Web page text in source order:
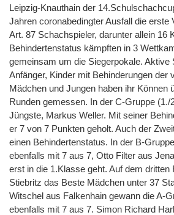
Leipzig-Knauthain der
Jahren coronabedingter Ausfall die erste
Art. 87 Schachspieler, darunter allein 16
Behindertenstatus kämpften in 3
gemeinsam um die Siegerpokale. Aktive
Anfänger, Kinder mit Behinderungen der
Mädchen und Jungen haben ihr Können
Runden gemessen. In der C-Gruppe
Jüngste, Markus Weller. Mit seiner
er 7 von 7 Punkten geholt. Auch der
einen Behindertenstatus. In der B-
ebenfalls mit 7 aus 7, Otto Filter aus
erst in die 1.Klasse geht. Auf dem dritten
Stiebritz das Beste Mädchen unter 37
Witschel aus Falkenhain gewann die A-
ebenfalls mit 7 aus 7. Simon Richard